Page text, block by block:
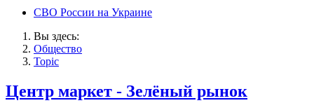
СВО России на Украине
Вы здесь:
Общество
Topic
Центр маркет - Зелёный рынок